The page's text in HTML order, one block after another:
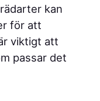
kan
för att
viktigt att
passar det